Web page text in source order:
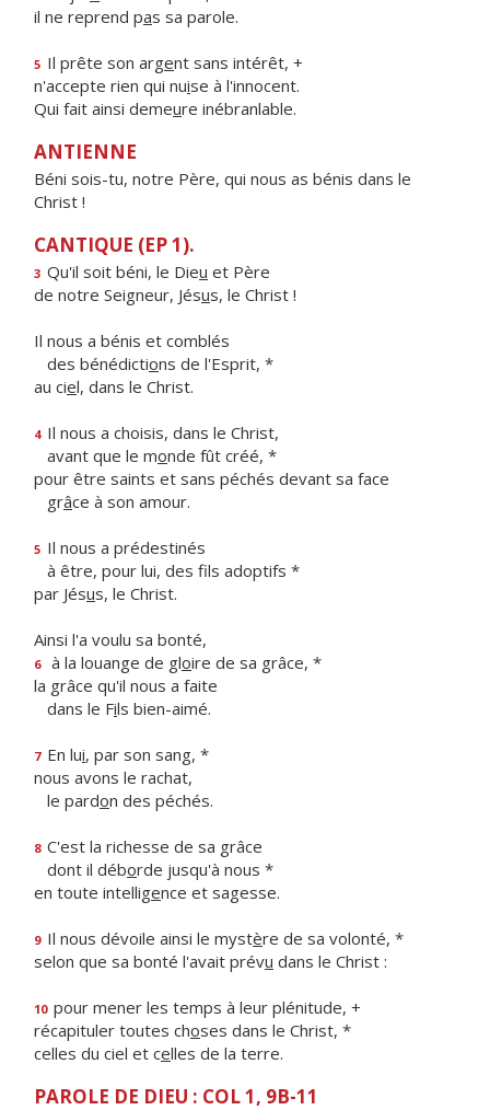
il ne reprend pas sa parole.
5 Il prête son argent sans intérêt, +
n'accepte rien qui nuise à l'innocent.
Qui fait ainsi demeure inébranlable.
ANTIENNE
Béni sois-tu, notre Père, qui nous as bénis dans le
Christ !
CANTIQUE (EP 1).
3 Qu'il soit béni, le Dieu et Père
de notre Seigneur, Jésus, le Christ !
Il nous a bénis et comblés
des bénédictions de l'Esprit, *
au ciel, dans le Christ.
4 Il nous a choisis, dans le Christ,
avant que le monde fût créé, *
pour être saints et sans péchés devant sa face
grâce à son amour.
5 Il nous a prédestinés
à être, pour lui, des fls adoptifs *
par Jésus, le Christ.
Ainsi l'a voulu sa bonté,
6 à la louange de gloire de sa grâce, *
la grâce qu'il nous a faite
dans le Fils bien-aimé.
7 En lui, par son sang, *
nous avons le rachat,
le pardon des péchés.
8 C'est la richesse de sa grâce
dont il déborde jusqu'à nous *
en toute intelligence et sagesse.
9 Il nous dévoile ainsi le mystère de sa volonté, *
selon que sa bonté l'avait prévu dans le Christ :
10 pour mener les temps à leur plénitude, +
récapituler toutes choses dans le Christ, *
celles du ciel et celles de la terre.
PAROLE DE DIEU : COL 1, 9B-11